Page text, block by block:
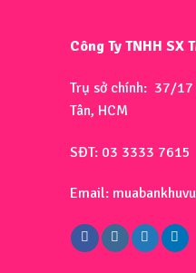
Công Ty TNHH SX
Trụ sở chính: 37/17
Tân, HCM
SĐT: 03 3333 7615
Email: